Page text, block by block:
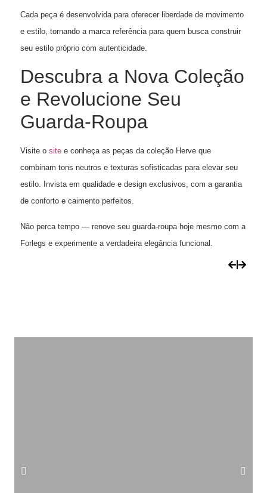
Cada peça é desenvolvida para oferecer liberdade de movimento
e estilo, tornando a marca referência para quem busca construir
seu estilo próprio com autenticidade.
Descubra a Nova Coleção
e Revolucione Seu
Guarda-Roupa
Visite o site e conheça as peças da coleção Herve que
combinam tons neutros e texturas sofisticadas para elevar seu
estilo. Invista em qualidade e design exclusivos, com a garantia
de conforto e caimento perfeitos.
Não perca tempo — renove seu guarda-roupa hoje mesmo com a
Forlegs e experimente a verdadeira elegância funcional.